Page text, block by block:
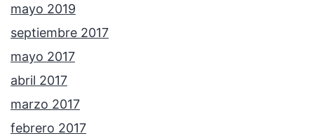
mayo 2019
septiembre 2017
mayo 2017
abril 2017
marzo 2017
febrero 2017